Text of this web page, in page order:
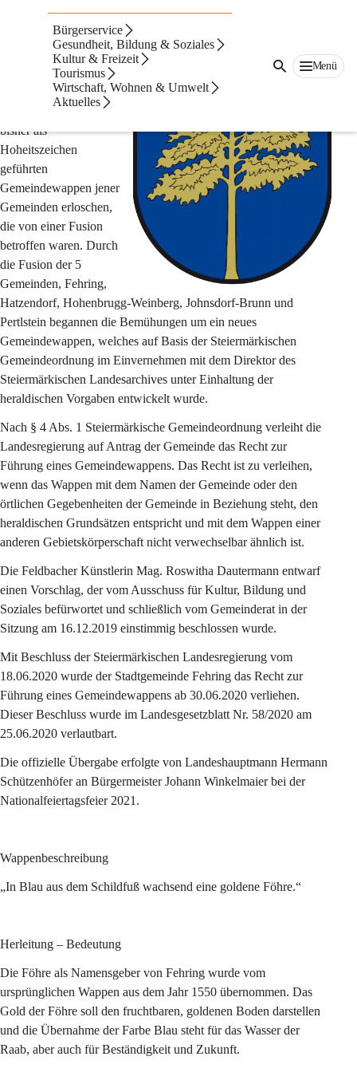
Bürgerservice
Gesundheit, Bildung & Soziales
Kultur & Freizeit
Tourismus
Wirtschaft, Wohnen & Umwelt
Aktuelles
Menü
Das neue Wappen
Aufgrund der
Gemeindestrukturreform
sind mit Wirkung vom
31. Dezember 2014 die
bisher als
Hoheitszeichen
geführten
Gemeindewappen jener
Gemeinden erloschen,
die von einer Fusion
betroffen waren. Durch
die Fusion der 5
Gemeinden, Fehring,
Hatzendorf, Hohenbrugg-Weinberg, Johnsdorf-Brunn und
Pertlstein begannen die Bemühungen um ein neues
Gemeindewappen, welches auf Basis der Steiermärkischen
Gemeindeordnung im Einvernehmen mit dem Direktor des
Steiermärkischen Landesarchives unter Einhaltung der
heraldischen Vorgaben entwickelt wurde.
Nach § 4 Abs. 1 Steiermärkische Gemeindeordnung verleiht die
Landesregierung auf Antrag der Gemeinde das Recht zur
Führung eines Gemeindewappens. Das Recht ist zu verleihen,
wenn das Wappen mit dem Namen der Gemeinde oder den
örtlichen Gegebenheiten der Gemeinde in Beziehung steht, den
heraldischen Grundsätzen entspricht und mit dem Wappen einer
anderen Gebietskörperschaft nicht verwechselbar ähnlich ist.
Die Feldbacher Künstlerin Mag. Roswitha Dautermann entwarf
einen Vorschlag, der vom Ausschuss für Kultur, Bildung und
Soziales befürwortet und schließlich vom Gemeinderat in der
Sitzung am 16.12.2019 einstimmig beschlossen wurde.
Mit Beschluss der Steiermärkischen Landesregierung vom
18.06.2020 wurde der Stadtgemeinde Fehring das Recht zur
Führung eines Gemeindewappens ab 30.06.2020 verliehen.
Dieser Beschluss wurde im Landesgesetzblatt Nr. 58/2020 am
25.06.2020 verlautbart.
Die offizielle Übergabe erfolgte von Landeshauptmann Hermann
Schützenhöfer an Bürgermeister Johann Winkelmaier bei der
Nationalfeiertagsfeier 2021.
Wappenbeschreibung
„In Blau aus dem Schildfuß wachsend eine goldene Föhre.“
Herleitung – Bedeutung
Die Föhre als Namensgeber von Fehring wurde vom
ursprünglichen Wappen aus dem Jahr 1550 übernommen. Das
Gold der Föhre soll den fruchtbaren, goldenen Boden darstellen
und die Übernahme der Farbe Blau steht für das Wasser der
Raab, aber auch für Beständigkeit und Zukunft.